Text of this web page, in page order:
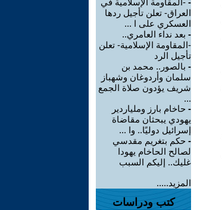
- -المقاومة الإسلامية في
العراق- تعلن تأجيل ردها
العسكري على ا ...
- بعد نداء العامري..
-المقاومة الإسلامية- تعلن
تأجيل الرد
- بالصور.. محمد بن
سلمان وأردوغان وشهباز
شريف يؤدون صلاة الجمع
...
- حاخام بارز وملياردير
يهودي يبحثان مقاضاة
إسرائيل دوليًا.. وا ...
- حكم بتغريم مقدسي
لصالح الحاخام يهودا
غليك.. إليكم السبب
المزيد.....
كتب ودراسات